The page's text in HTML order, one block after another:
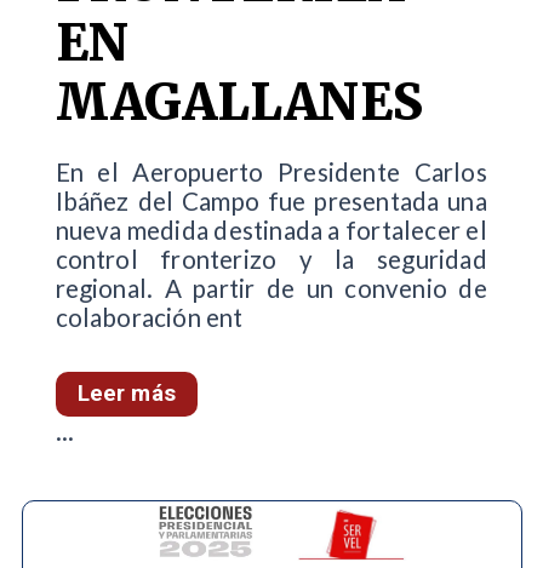
EN
MAGALLANES
En el Aeropuerto Presidente Carlos
Ibáñez del Campo fue presentada una
nueva medida destinada a fortalecer el
control fronterizo y la seguridad
regional. A partir de un convenio de
colaboración ent
Leer más
...